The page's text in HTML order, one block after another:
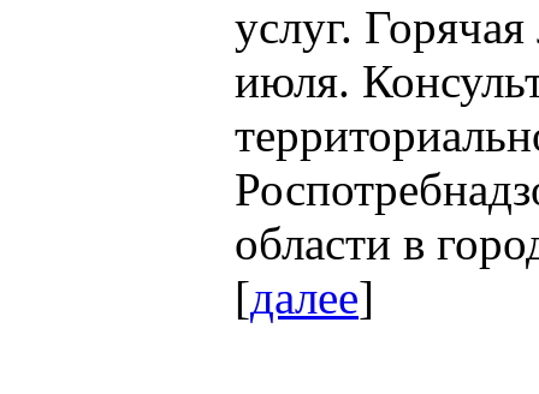
услуг.
июля.
области в
[далее]